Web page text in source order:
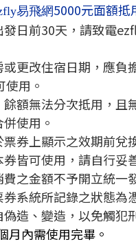
易飛網5000元面額抵
日前30天，請致電
更改住宿日期，應
用。
額無法分次抵用，且
使用。
券上顯示之效期前兌
皆可使用，請自行妥
之金額不予開立統
系統所記錄之狀態
造、變造，以免觸犯
月內需使用完畢。